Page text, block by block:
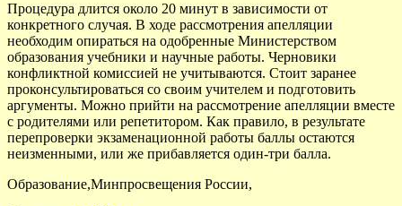
Процедура длится около 20 минут в зависимости от
конкретного случая. В ходе рассмотрения апелляции
необходим опираться на одобренные Министерством
образования учебники и научные работы. Черновики
конфликтной комиссией не учитываются. Стоит заранее
проконсультироваться со своим учителем и подготовить
аргументы. Можно прийти на рассмотрение апелляции вместе
с родителями или репетитором. Как правило, в результате
перепроверки экзаменационной работы баллы остаются
неизменными, или же прибавляется один-три балла.
Образование,Минпросвещения России,